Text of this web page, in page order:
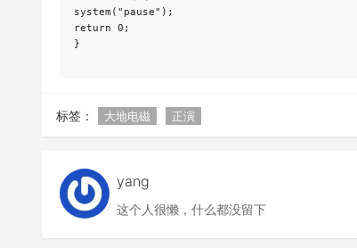
system("pause");
return 0;
}
标签： 大地电磁 正演
yang
这个人很懒，什么都没留下